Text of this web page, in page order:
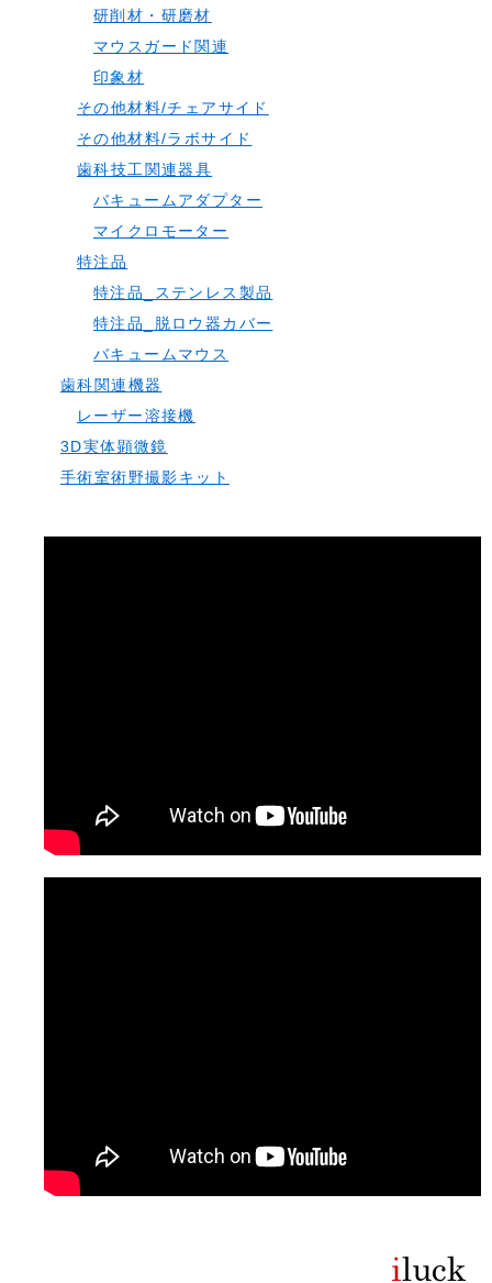
研削材・研磨材
マウスガード関連
印象材
その他材料/チェアサイド
その他材料/ラボサイド
歯科技工関連器具
バキュームアダプター
マイクロモーター
特注品
特注品_ステンレス製品
特注品_脱ロウ器カバー
バキュームマウス
歯科関連機器
レーザー溶接機
3D実体顕微鏡
手術室術野撮影キット